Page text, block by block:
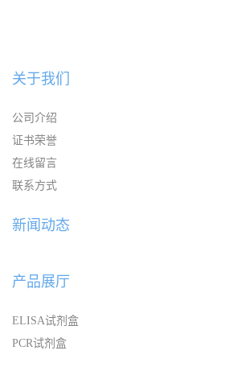
关于我们
公司介绍
证书荣誉
在线留言
联系方式
新闻动态
产品展厅
ELISA试剂盒
PCR试剂盒